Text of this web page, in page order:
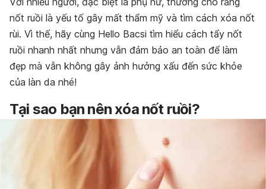
nốt ruồi là yếu tố gây mất thẩm mỹ và tìm cách xóa nốt
rùi. Vì thế, hãy cùng Hello Bacsi tìm hiểu cách tẩy nốt
ruồi nhanh nhất nhưng vẫn đảm bảo an toàn để làm
đẹp mà vẫn không gây ảnh hưởng xấu đến sức khỏe
của làn da nhé!
Tại sao bạn nên xóa nốt ruồi?